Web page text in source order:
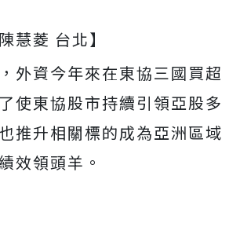
慧菱 台北】
外資今年來在東協三國買超
使東協股市持續引領亞股多
推升相關標的成為亞洲區域
效領頭羊。